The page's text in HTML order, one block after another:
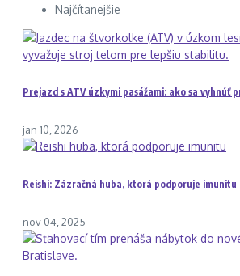
Najčítanejšie
Prejazd s ATV úzkymi pasážami: ako sa vyhnúť
jan 10, 2026
Reishi: Zázračná huba, ktorá podporuje imunitu
nov 04, 2025